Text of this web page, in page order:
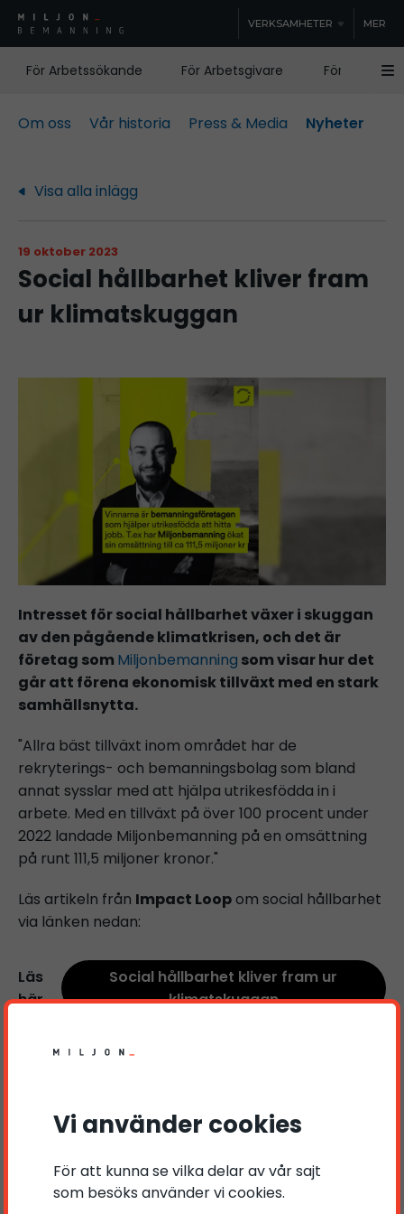
VERKSAMHETER MER
För Arbetssökande För Arbetsgivare För
Om oss Vår historia Press & Media Nyheter
Visa alla inlägg
19 oktober 2023
Social hållbarhet kliver fram
ur klimatskuggan
Intresset för social hållbarhet växer i skuggan
av den pågående klimatkrisen, och det är
företag som Miljonbemanning som visar hur det
går att förena ekonomisk tillväxt med en stark
samhällsnytta.
"Allra bäst tillväxt inom området har de
rekryterings- och bemanningsbolag som bland
annat sysslar med att hjälpa utrikesfödda in i
arbete. Med en tillväxt på över 100 procent under
2022 landade Miljonbemanning på en omsättning
på runt 111,5 miljoner kronor."
Läs artikeln från Impact Loopom social hållbarhet
via länken nedan:
Läs
här
Social hållbarhet kliver fram ur
klimatskuggan
arbetsmarknadsrelaterade lösningar med en
global närvaro. Vi arbetar för att anpassa
Vi använder cookies
För att kunna se vilka delar av vår sajt
som besöks använder vi cookies.